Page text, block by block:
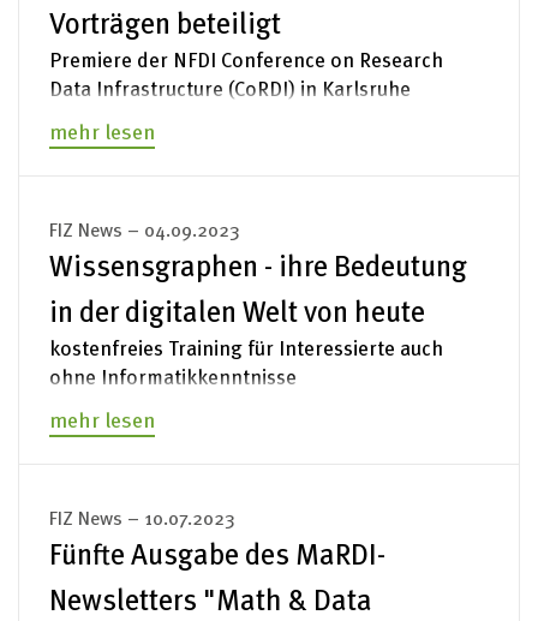
Vorträgen beteiligt
Premiere der NFDI Conference on Research
Data Infrastructure (CoRDI) in Karlsruhe
mehr lesen
FIZ News – 04.09.2023
Wissensgraphen - ihre Bedeutung
in der digitalen Welt von heute
kostenfreies Training für Interessierte auch
ohne Informatikkenntnisse
mehr lesen
FIZ News – 10.07.2023
Fünfte Ausgabe des MaRDI-
Newsletters "Math & Data